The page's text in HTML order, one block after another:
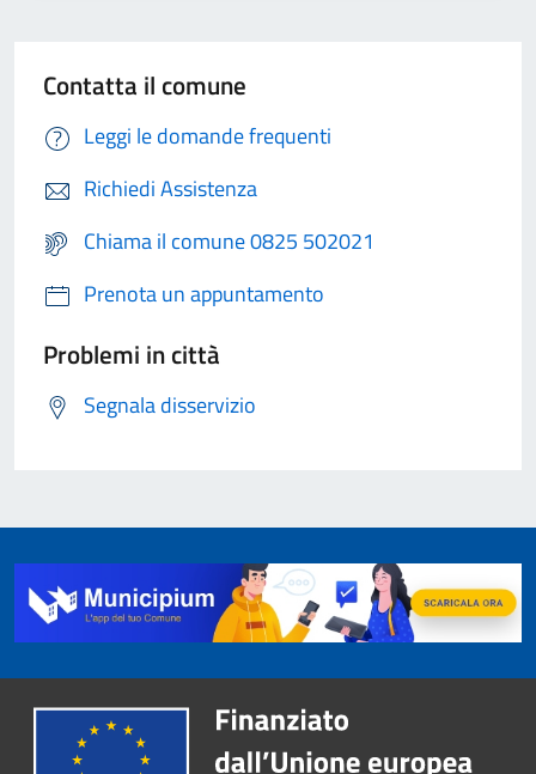
Contatta il comune
Leggi le domande frequenti
Richiedi Assistenza
Chiama il comune 0825 502021
Prenota un appuntamento
Problemi in città
Segnala disservizio